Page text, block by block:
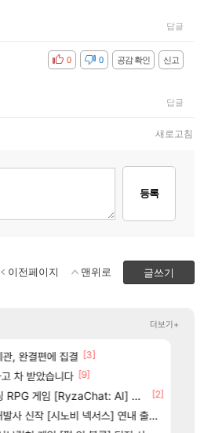
답글
신고
공감 확인
비공감 0
0
답글
새로고침
등록
글쓰기
이전페이지 맨위로
이플 [151]
[14]
외작업장 도와주는 짓은 좀 아니지않냐?
격했습니다! [106]
더보기+
, 완결편에 집결 [3]
차 받았습니다 [9]
게임 [RyzaChat: AI] 공개
[2]
사 신작 [시노비 넥서스] 연내 출시 예정